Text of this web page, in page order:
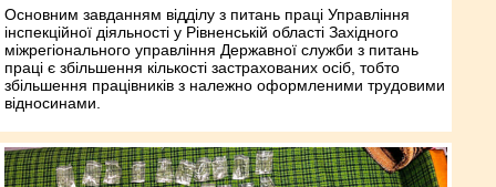
Основним завданням відділу з питань праці Управління
інспекційної діяльності у Рівненській області Західного
міжрегіонального управління Державної служби з питань
праці є збільшення кількості застрахованих осіб, тобто
збільшення працівників з належно оформленими трудовими
відносинами.